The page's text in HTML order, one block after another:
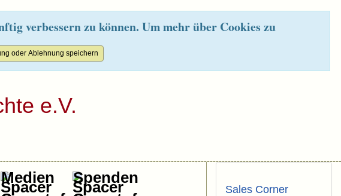
verbessern zu können. Um mehr über Cookies zu
e.V.
Medien Spenden
Sales Corner